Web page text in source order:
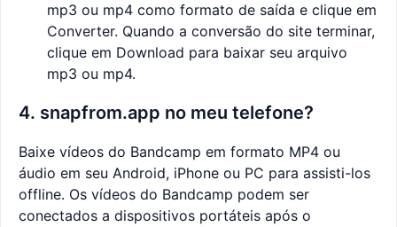
mp3 ou mp4 como formato de saída e clique em
Converter. Quando a conversão do site terminar,
clique em Download para baixar seu arquivo
mp3 ou mp4.
4. snapfrom.app no meu telefone?
Baixe vídeos do Bandcamp em formato MP4 ou
áudio em seu Android, iPhone ou PC para assisti-los
offline. Os vídeos do Bandcamp podem ser
conectados a dispositivos portáteis após o